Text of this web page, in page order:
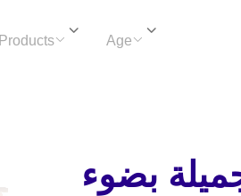
Age
Products
بضوء